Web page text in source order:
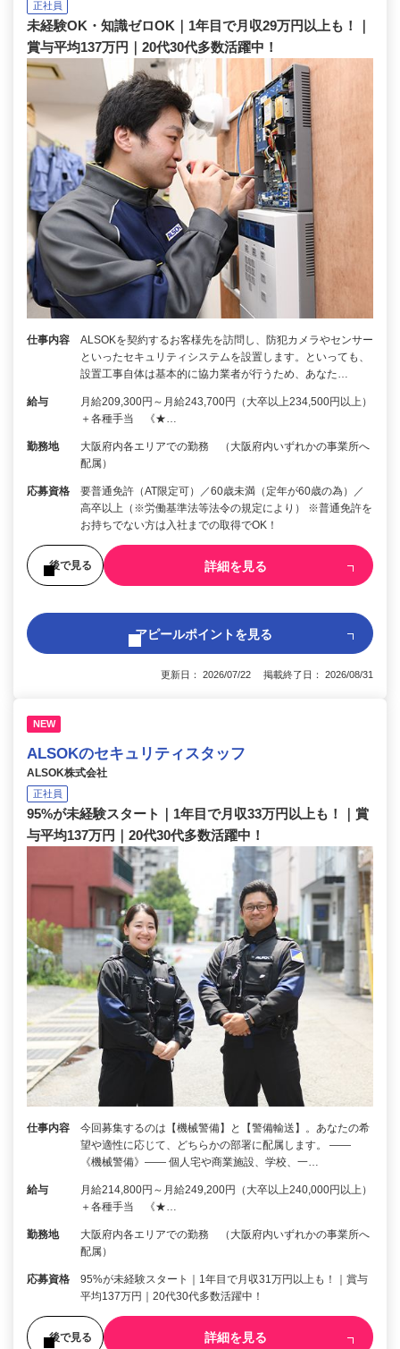
正社員
未経験OK・知識ゼロOK｜1年目で月収29万円以上も！｜
賞与平均137万円｜20代30代多数活躍中！
仕事内容
ALSOKを契約するお客様先を訪問し、防犯カメラやセンサー
といったセキュリティシステムを設置します。といっても、
設置工事自体は基本的に協力業者が行うため、あなた…
給与
月給209,300円～月給243,700円（大卒以上234,500円以上）
＋各種手当 《★…
勤務地
大阪府内各エリアでの勤務 （大阪府内いずれかの事業所へ
配属）
応募資格
要普通免許（AT限定可）／60歳未満（定年が60歳の為）／
高卒以上（※労働基準法等法令の規定により） ※普通免許を
お持ちでない方は入社までの取得でOK！
後で見る 詳細を見る
アピールポイントを見る
更新日： 2026/07/22 掲載終了日： 2026/08/31
NEW
ALSOKのセキュリティスタッフ
ALSOK株式会社
正社員
95%が未経験スタート｜1年目で月収33万円以上も！｜賞
与平均137万円｜20代30代多数活躍中！
仕事内容
今回募集するのは【機械警備】と【警備輸送】。あなたの希
望や適性に応じて、どちらかの部署に配属します。 ――
《機械警備》―― 個人宅や商業施設、学校、一…
給与
月給214,800円～月給249,200円（大卒以上240,000円以上）
＋各種手当 《★…
勤務地
大阪府内各エリアでの勤務 （大阪府内いずれかの事業所へ
配属）
応募資格
95%が未経験スタート｜1年目で月収31万円以上も！｜賞与
平均137万円｜20代30代多数活躍中！
後で見る 詳細を見る